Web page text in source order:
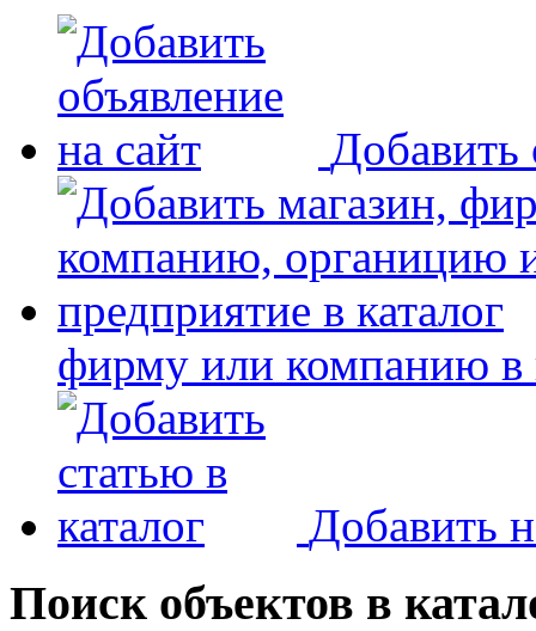
Добавить
фирму или компанию в
Добавить
Поиск объектов в